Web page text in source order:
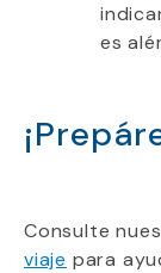
es
Consulte
viaje para